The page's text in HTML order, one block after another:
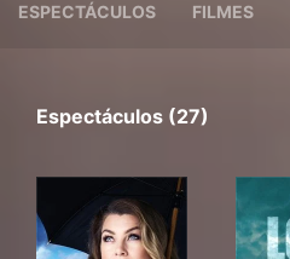
ESPECTÁCULOS FILMES
Espectáculos (27)